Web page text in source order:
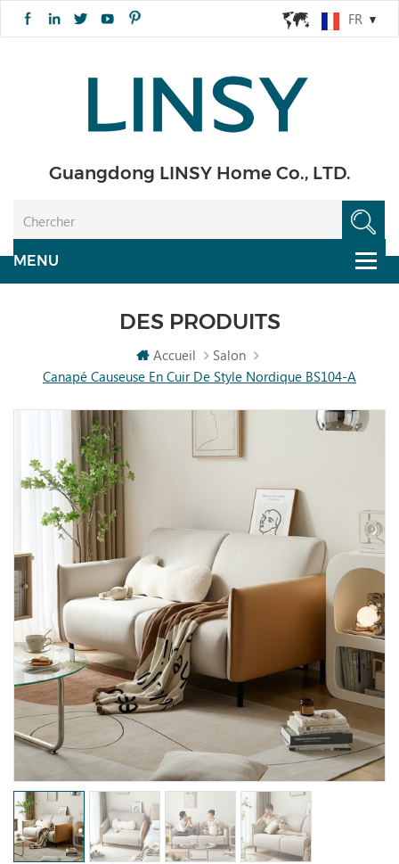
FR
Guangdong LINSY Home Co., LTD.
DES PRODUITS
Accueil
Salon
Canapé Causeuse En Cuir De Style Nordique BS104-A